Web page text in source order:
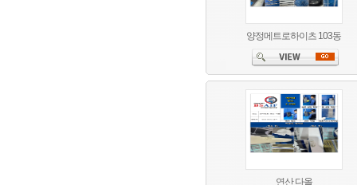
양정메트로하이츠 103동
연산 다올